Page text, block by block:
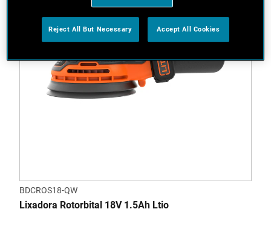
BDCROS18-QW
Lixadora Rotorbital 18V 1.5Ah L­tio
Reject All But Necessary Accept All Cookies